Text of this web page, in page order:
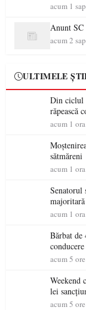
acum 1
Anunt
acum 2
ULTIMELE
Din ciclul „Nu
răpească
acum 1 ora
Moștenirea
sătmăreni
acum 1 ora
Senatorul
acum 1 ora
Bărbat de
conducere
acum 5 ore
Weekend
lei
acum 5 ore